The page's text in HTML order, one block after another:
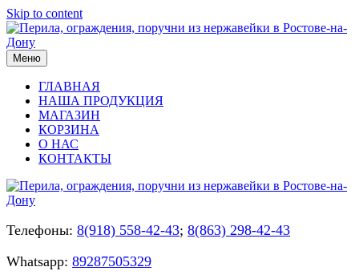
Skip to content
Меню
ГЛАВНАЯ
НАША ПРОДУКЦИЯ
МАГАЗИН
КОРЗИНА
О НАС
КОНТАКТЫ
Телефоны: 8(918) 558-42-43; 8(863) 298-42-43
Whatsapp: 89287505329